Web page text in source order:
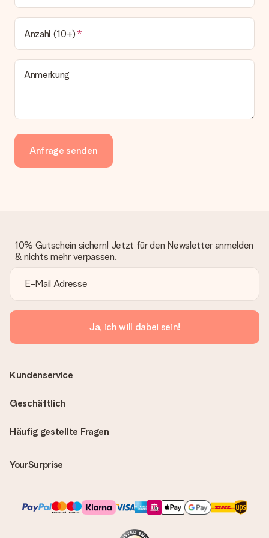
Anzahl (10+)
Anmerkung
Anfrage senden
10% Gutschein sichern! Jetzt für den Newsletter anmelden
& nichts mehr verpassen.
Ja, ich will dabei sein!
Häufig gestellte Fragen
YourSurprise
Kundenservice
Geschäftlich